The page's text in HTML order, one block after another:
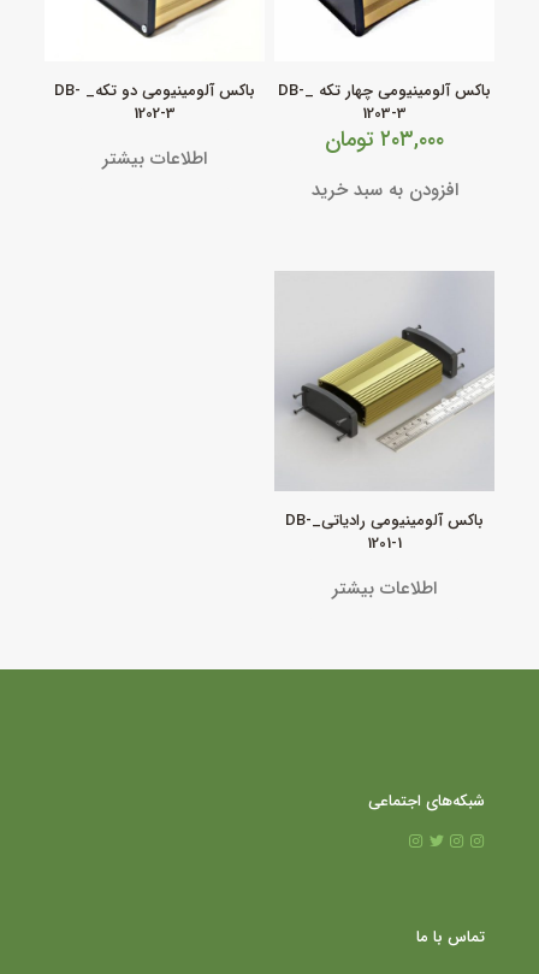
باکس آلومینیومی چهار تکه _DB-
1203-3
۲۰۳,۰۰۰ تومان
افزودن به سبد خرید
باکس آلومینیومی دو تکه_ DB-
1202-3
اطلاعات بیشتر
باکس آلومینیومی رادیاتی_DB-
1201-1
اطلاعات بیشتر
شبکه‌های اجتماعی
تماس با ما